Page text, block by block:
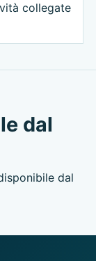
collegate
dal
dal